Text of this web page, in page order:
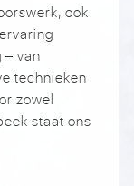
ook
– van
technieken
zowel
staat ons